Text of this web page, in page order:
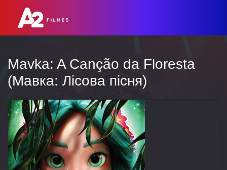
Mavka: A Canção da Floresta
(Мавка: Лісова пісня)